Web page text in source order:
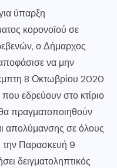
ύπαρξη
κορονοϊού σε
ο Δήμαρχος
να μην
8 Οκτωβρίου 2020
εδρεύουν στο κτίριο
πραγματοποιηθούν
απολύμανσης σε όλους
την Παρασκευή 9
δειγματοληπτικός